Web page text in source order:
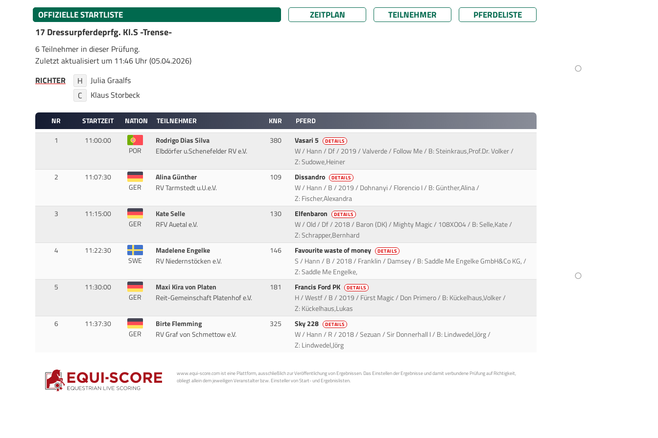
OFFIZIELLE STARTLISTE ZEITPLAN TEILNEHMER
PFERDELISTE
17 Dressurpferdeprfg. Kl.S -Trense-
6 Teilnehmer in dieser Prüfung.
Zuletzt aktualisiert um 11:46 Uhr (05.04.2026)
RICHTER
H
Julia Graalfs
C
Klaus Storbeck
NR STARTZEIT NATION TEILNEHMER KNR
PFERD
1
11:00:00
POR
Rodrigo Dias Silva
Elbdörfer u.Schenefelder RV e.V.
380 Vasari 5 DETAILS
W / Hann / Df / 2019 / Valverde / Follow Me / B: Steinkraus,Prof.Dr. Volker /
Z: Sudowe,Heiner
2
11:07:30
GER
Alina Günther
RV Tarmstedt u.U.e.V.
109 Dissandro DETAILS
W / Hann / B / 2019 / Dohnanyi / Florencio I / B: Günther,Alina /
Z: Fischer,Alexandra
3
11:15:00
GER
Kate Selle
RFV Auetal e.V.
130 Elfenbaron DETAILS
W / Old / Df / 2018 / Baron (DK) / Mighty Magic / 108XO04 / B: Selle,Kate /
Z: Schrapper,Bernhard
4
11:22:30
SWE
Madelene Engelke
RV Niedernstöcken e.V.
146 Favourite waste of money DETAILS
S / Hann / B / 2018 / Franklin / Damsey / B: Saddle Me Engelke GmbH&Co KG, /
Z: Saddle Me Engelke,
5
11:30:00
GER
Maxi Kira von Platen
Reit-Gemeinschaft Platenhof e.V.
181 Francis Ford PK DETAILS
H / Westf / B / 2019 / Fürst Magic / Don Primero / B: Kückelhaus,Volker /
Z: Kückelhaus,Lukas
6
11:37:30
GER
Birte Flemming
RV Graf von Schmettow e.V.
325 Sky 228 DETAILS
W / Hann / R / 2018 / Sezuan / Sir Donnerhall I / B: Lindwedel,Jörg /
Z: Lindwedel,Jörg
www.equi-score.com ist eine Plattform, ausschließlich zur Veröffentlichung von Ergebnissen. Das Einstellen der Ergebnisse und damit verbundene Prüfung auf Richtigkeit,
obliegt allein dem jeweiligen Veranstalter bzw. Einsteller von Start- und Ergebnislisten.